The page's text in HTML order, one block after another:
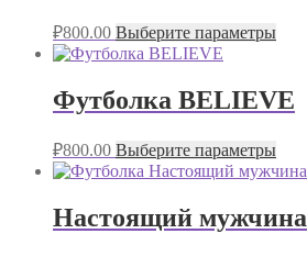
₽800.00 Выберите параметры
Футболка BELIEVE
₽800.00 Выберите параметры
Настоящий мужчина